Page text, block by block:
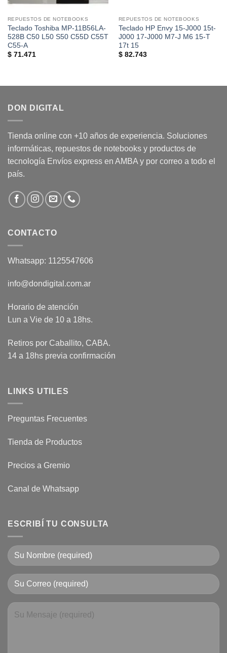
REPUESTOS DE NOTEBOOKS
Teclado Toshiba MP-11B56LA-
528B C50 L50 S50 C55D C55T
C55-A
$71.471
REPUESTOS DE NOTEBOOKS
Teclado HP Envy 15-J000 15t-
J000 17-J000 M7-J M6 15-T
17t 15
$82.743
DON DIGITAL
Tienda online con +10 años de experiencia. Soluciones
informáticas, repuestos de notebooks y productos de
tecnología Envíos express en AMBA y por correo a todo el
país.
CONTACTO
Whatsapp: 1125547606
info@dondigital.com.ar
Horario de atención
Lun a Vie de 10 a 18hs.
Retiros por Caballito, CABA.
14 a 18hs previa confirmación
LINKS UTILES
Preguntas Frecuentes
Tienda de Productos
Precios a Gremio
Canal de Whatsapp
ESCRIBÍ TU CONSULTA